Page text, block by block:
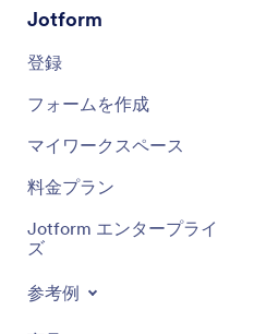
Jotform
登録
フォームを作成
マイワークスペース
料金プラン
Jotform エンタープライ
ズ
参考例